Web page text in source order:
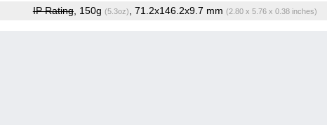
IP Rating, 150g (5.3oz) , 71.2x146.2x9.7 mm (2.80 x 5.76 x 0.38 inches)